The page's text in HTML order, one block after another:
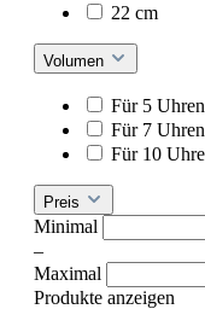
22 cm
Volumen
Für 5 Uhren
Für 7 Uhren
Für 10
Preis
Minimal
–
Maximal
Produkte anzeigen